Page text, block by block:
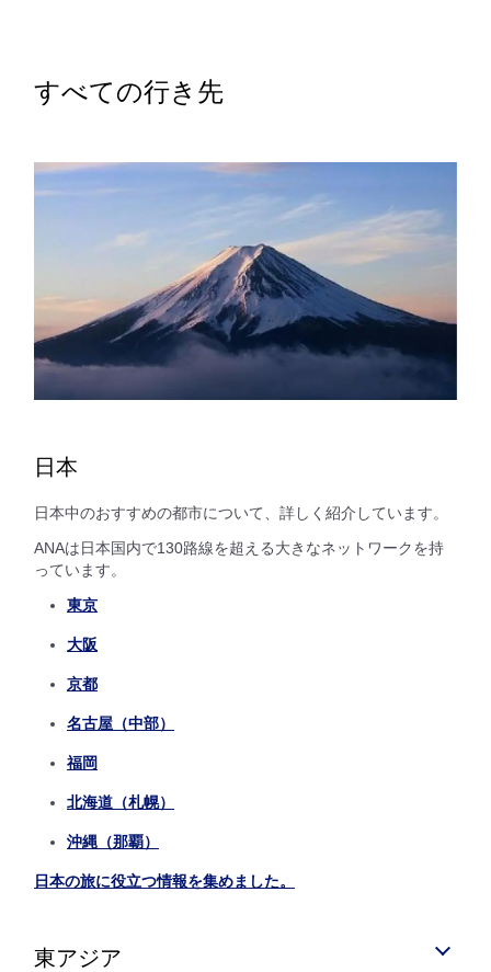
すべての行き先
日本
日本中のおすすめの都市について、詳しく紹介しています。
ANAは日本国内で130路線を超える大きなネットワークを持
っています。
東京
大阪
京都
名古屋（中部）
福岡
北海道（札幌）
沖縄（那覇）
日本の旅に役立つ情報を集めました。
東アジア